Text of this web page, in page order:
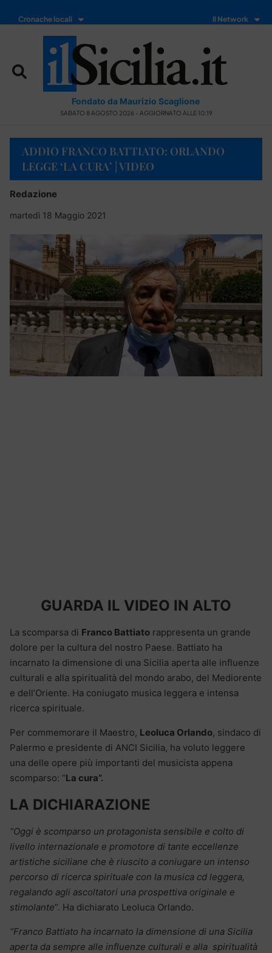
Cronache locali Il Network
Fondato da Maurizio Scaglione
SABATO 8 AGOSTO 2026 - AGGIORNATO ALLE 10:19
ADDIO FRANCO BATTIATO: ORLANDO
LEGGE ‘LA CURA’ | VIDEO
Redazione
martedì 18 Maggio 2021
GUARDA IL VIDEO IN ALTO
La scomparsa di Franco Battiato rappresenta un grande
dolore per la cultura del nostro Paese. Battiato ha
incarnato la dimensione di una Sicilia aperta alle influenze
culturali e alla spiritualità del mondo arabo, del Mediorente
e dell’Oriente. Ha coniugato musica leggera e intensa
ricerca spirituale.
Per commemorare il Maestro, Leoluca Orlando, sindaco di
Palermo e presidente di ANCI Sicilia, ha voluto leggere
una delle opere più importanti del musicista appena
scomparso: “La cura”.
LA DICHIARAZIONE
“Oggi è scomparso un protagonista sensibile e colto di
livello internazionale e promotore di tante eccellenze
artistiche siciliane che è riuscito a coniugare un intenso
percorso di ricerca spirituale con la musica cd leggera,
regalando agli ascoltatori una prospettiva originale e
stimolante”. Ha dichiarato Leoluca Orlando.
“Franco Battiato ha incarnato la dimensione di una Sicilia
aperta da sempre alle influenze culturali e alla spiritualità